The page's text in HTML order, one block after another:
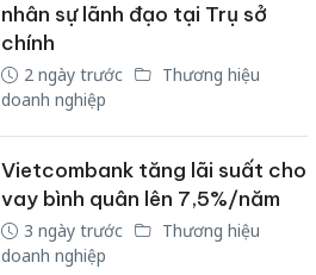
nhân sự lãnh đạo tại Trụ sở
chính
2 ngày trước
Thương hiệu
doanh nghiệp
Vietcombank tăng lãi suất cho
vay bình quân lên 7,5%/năm
3 ngày trước
Thương hiệu
doanh nghiệp